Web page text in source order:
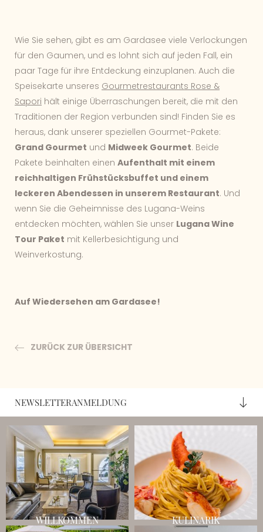
Wie Sie sehen, gibt es am Gardasee viele Verlockungen
für den Gaumen, und es lohnt sich auf jeden Fall, ein
paar Tage für ihre Entdeckung einzuplanen. Auch die
Speisekarte unseres Gourmetrestaurants Rose &
Sapori hält einige Überraschungen bereit, die mit den
Traditionen der Region verbunden sind! Finden Sie es
heraus, dank unserer speziellen Gourmet-Pakete:
Grand Gourmet und Midweek Gourmet. Beide
Pakete beinhalten einen Aufenthalt mit einem
reichhaltigen Frühstücksbuffet und einem
leckeren Abendessen in unserem Restaurant. Und
wenn Sie die Geheimnisse des Lugana-Weins
entdecken möchten, wählen Sie unser Lugana Wine
Tour Paket mit Kellerbesichtigung und
Weinverkostung.
Auf Wiedersehen am Gardasee!
ZURÜCK ZUR ÜBERSICHT
NEWSLETTERANMELDUNG
WILLKOMMEN KULINARIK